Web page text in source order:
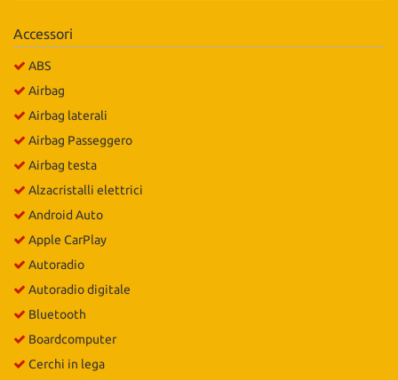
Accessori
ABS
Airbag
Airbag laterali
Airbag Passeggero
Airbag testa
Alzacristalli elettrici
Android Auto
Apple CarPlay
Autoradio
Autoradio digitale
Bluetooth
Boardcomputer
Cerchi in lega